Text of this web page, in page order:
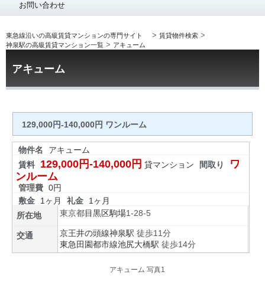
お問い合わせ
東急線沿いの高級賃貸マンションの専門サイト > 賃貸物件検索 >
神泉駅の高級賃貸マンション一覧 > アキューム
アキューム
129,000円-140,000円 ワンルーム
物件名
アキューム
賃料
129,000円-140,000円 貸マンション 間取り
ワ
ンルーム
管理費 0円
敷金
1ヶ月 礼金
1ヶ月
所在地
東京都目黒区駒場1-28-5
交通 京王井の頭線神泉駅 徒歩11分
東急田園都市線池尻大橋駅 徒歩14分